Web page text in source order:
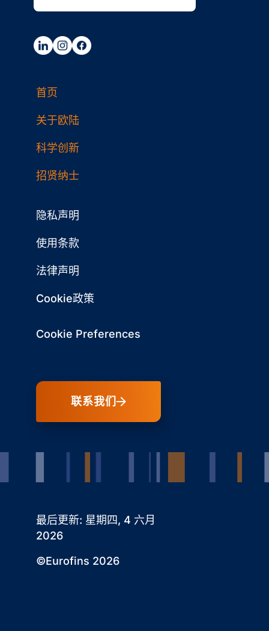
首页
关于欧陆
科学创新
招贤纳士
隐私声明
使用条款
法律声明
Cookie政策
Cookie Preferences
联系我们
最后更新: 星期四, 4 六月
2026
©Eurofins 2026